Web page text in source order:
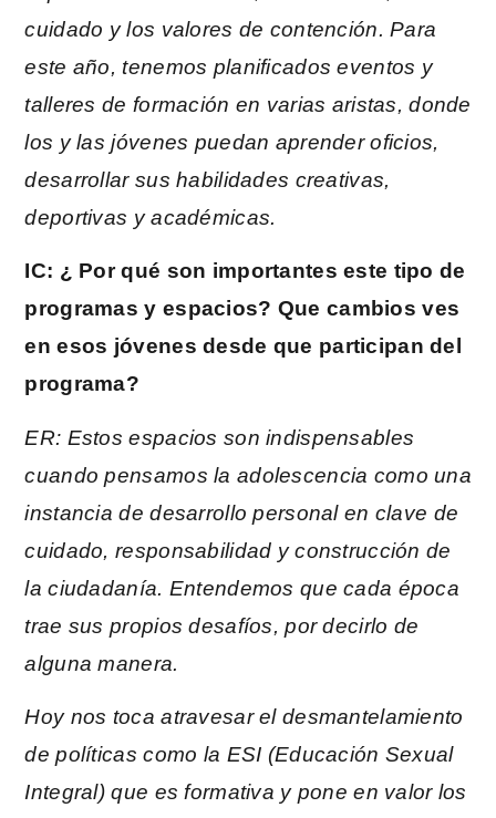
cuidado y los valores de contención. Para
este año, tenemos planificados eventos y
talleres de formación en varias aristas, donde
los y las jóvenes puedan aprender oficios,
desarrollar sus habilidades creativas,
deportivas y académicas.
IC: ¿ Por qué son importantes este tipo de
programas y espacios? Que cambios ves
en esos jóvenes desde que participan del
programa?
ER: Estos espacios son indispensables
cuando pensamos la adolescencia como una
instancia de desarrollo personal en clave de
cuidado, responsabilidad y construcción de
la ciudadanía. Entendemos que cada época
trae sus propios desafíos, por decirlo de
alguna manera.
Hoy nos toca atravesar el desmantelamiento
de políticas como la ESI (Educación Sexual
Integral) que es formativa y pone en valor los